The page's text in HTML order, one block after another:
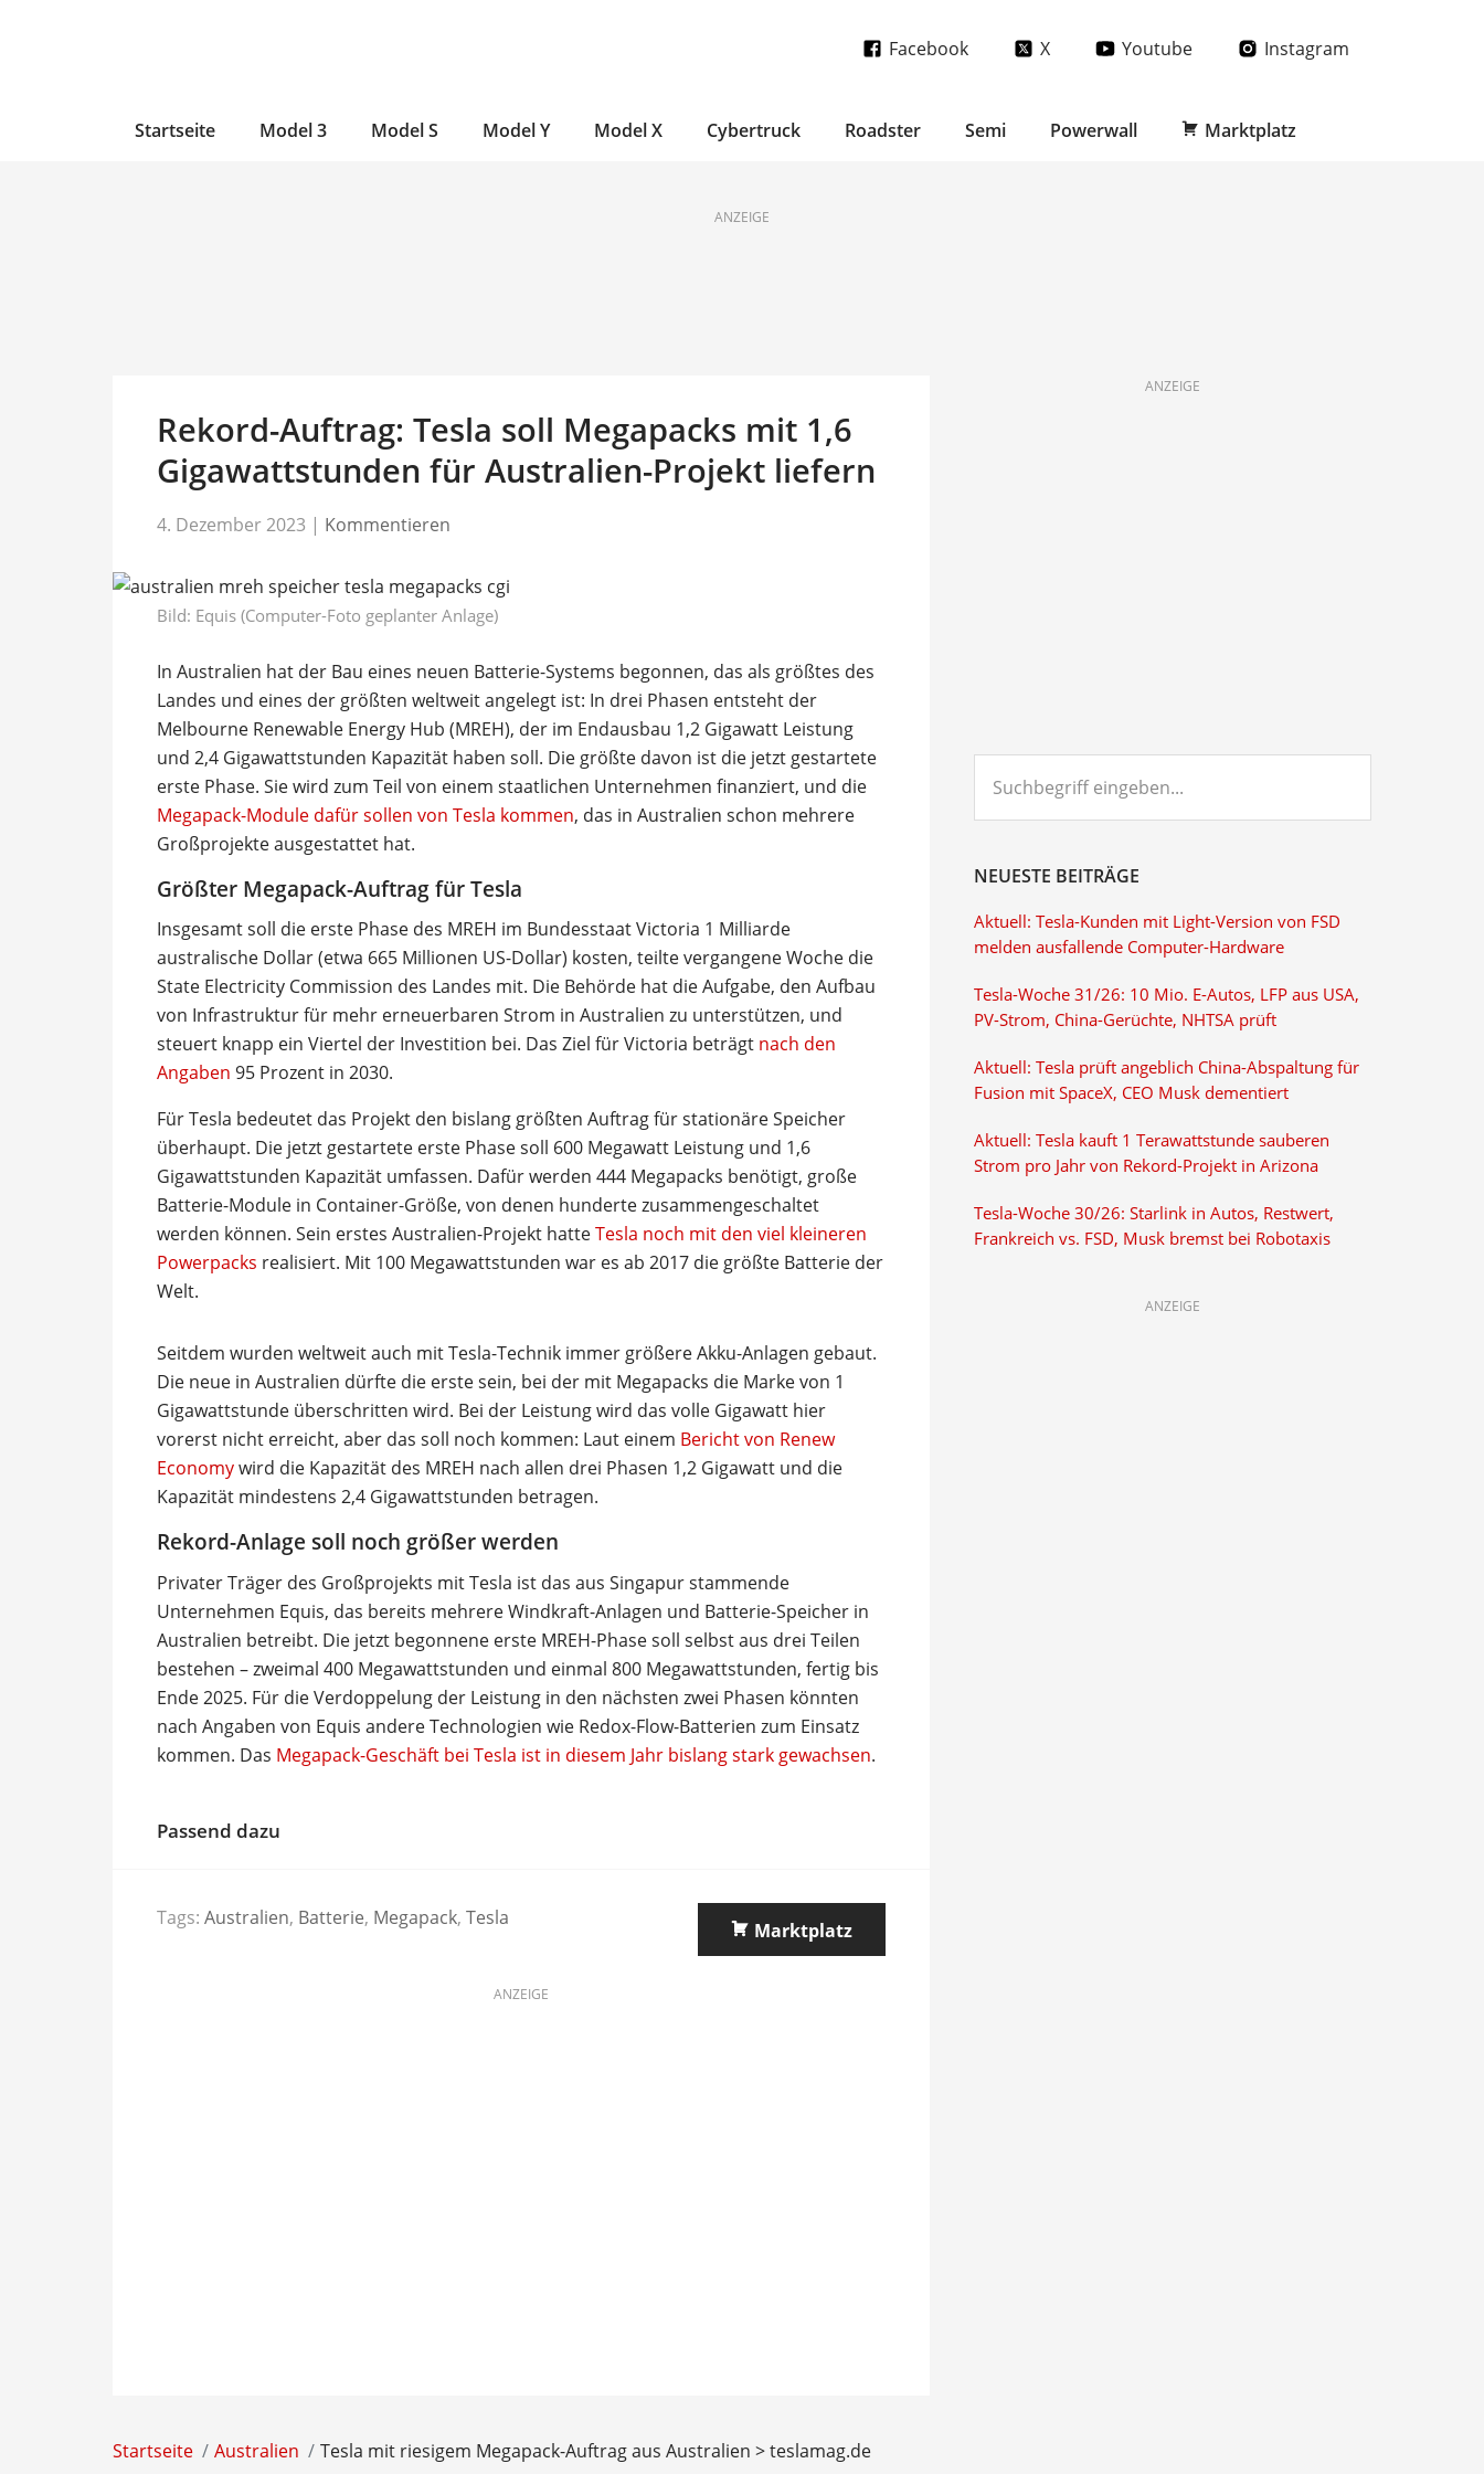
Facebook X Youtube Instagram
Startseite Model 3 Model S Model Y Model X Cybertruck Roadster Semi Powerwall Marktplatz
ANZEIGE
Rekord-Auftrag: Tesla soll Megapacks mit 1,6
Gigawattstunden für Australien-Projekt liefern
4. Dezember 2023 | Kommentieren
Bild: Equis (Computer-Foto geplanter Anlage)
In Australien hat der Bau eines neuen Batterie-Systems begonnen, das als größtes des
Landes und eines der größten weltweit angelegt ist: In drei Phasen entsteht der
Melbourne Renewable Energy Hub (MREH), der im Endausbau 1,2 Gigawatt Leistung
und 2,4 Gigawattstunden Kapazität haben soll. Die größte davon ist die jetzt gestartete
erste Phase. Sie wird zum Teil von einem staatlichen Unternehmen finanziert, und die
Megapack-Module dafür sollen von Tesla kommen, das in Australien schon mehrere
Großprojekte ausgestattet hat.
Größter Megapack-Auftrag für Tesla
Insgesamt soll die erste Phase des MREH im Bundesstaat Victoria 1 Milliarde
australische Dollar (etwa 665 Millionen US-Dollar) kosten, teilte vergangene Woche die
State Electricity Commission des Landes mit. Die Behörde hat die Aufgabe, den Aufbau
von Infrastruktur für mehr erneuerbaren Strom in Australien zu unterstützen, und
steuert knapp ein Viertel der Investition bei. Das Ziel für Victoria beträgt nach den
Angaben 95 Prozent in 2030.
Für Tesla bedeutet das Projekt den bislang größten Auftrag für stationäre Speicher
überhaupt. Die jetzt gestartete erste Phase soll 600 Megawatt Leistung und 1,6
Gigawattstunden Kapazität umfassen. Dafür werden 444 Megapacks benötigt, große
Batterie-Module in Container-Größe, von denen hunderte zusammengeschaltet
werden können. Sein erstes Australien-Projekt hatteTesla noch mit den viel kleineren
Powerpacks realisiert. Mit 100 Megawattstunden war es ab 2017 die größte Batterie der
Welt.
Seitdem wurden weltweit auch mit Tesla-Technik immer größere Akku-Anlagen gebaut.
Die neue in Australien dürfte die erste sein, bei der mit Megapacks die Marke von 1
Gigawattstunde überschritten wird. Bei der Leistung wird das volle Gigawatt hier
vorerst nicht erreicht, aber das soll noch kommen: Laut einem Bericht von Renew
Economywird die Kapazität des MREH nach allen drei Phasen 1,2 Gigawatt und die
Kapazität mindestens 2,4 Gigawattstunden betragen.
Rekord-Anlage soll noch größer werden
Privater Träger des Großprojekts mit Tesla ist das aus Singapur stammende
Unternehmen Equis, das bereits mehrere Windkraft-Anlagen und Batterie-Speicher in
Australien betreibt. Die jetzt begonnene erste MREH-Phase soll selbst aus drei Teilen
bestehen – zweimal 400 Megawattstunden und einmal 800 Megawattstunden, fertig bis
Ende 2025. Für die Verdoppelung der Leistung in den nächsten zwei Phasen könnten
nach Angaben von Equis andere Technologien wie Redox-Flow-Batterien zum Einsatz
kommen. Das Megapack-Geschäft bei Tesla ist in diesem Jahr bislang stark gewachsen.
Passend dazu
Tags: Australien, Batterie, Megapack, Tesla
Marktplatz
ANZEIGE
ANZEIGE
eingeben...
NEUESTE BEITRÄGE
Aktuell: Tesla-Kunden mit Light-Version von FSD
melden ausfallende Computer-Hardware
Tesla-Woche 31/26: 10 Mio. E-Autos, LFP aus USA,
PV-Strom, China-Gerüchte, NHTSA prüft
Aktuell: Tesla prüft angeblich China-Abspaltung für
Fusion mit SpaceX, CEO Musk dementiert
Aktuell: Tesla kauft 1 Terawattstunde sauberen
Strom pro Jahr von Rekord-Projekt in Arizona
Tesla-Woche 30/26: Starlink in Autos, Restwert,
Frankreich vs. FSD, Musk bremst bei Robotaxis
ANZEIGE
Startseite Australien Tesla mit riesigem Megapack-Auftrag aus Australien > teslamag.de